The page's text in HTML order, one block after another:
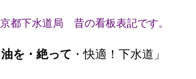
都下水道局　昔の看板表記です。
油を・絶って ・快適！下水道」